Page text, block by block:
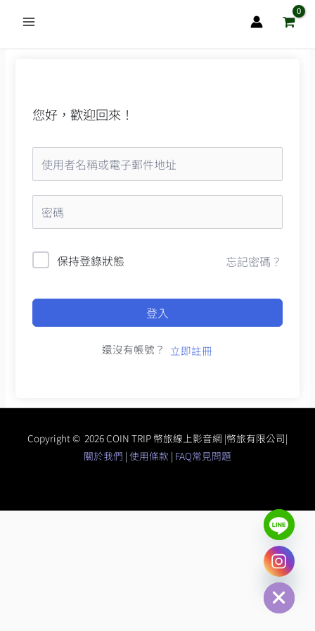
主
您好，歡迎回來！
保持登錄狀態 忘記密碼？
登入
還沒有帳號？ 立即註冊
Copyright © 2026 COIN TRIP 幣旅線上影音網 |幣旅有限公司|
關於我們 | 使用條款 | FAQ常見問題
Hide
chaty